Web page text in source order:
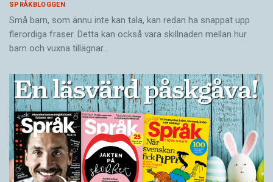
SPRÅKBLOGGEN
Små barn, som ännu inte kan tala, kan redan ha snappat upp
flerordiga fraser. Detta kan också vara skillnaden mellan hur
barn och vuxna tillägnar…